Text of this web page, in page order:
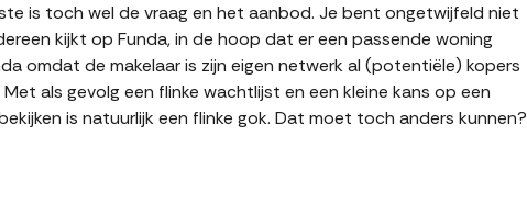
is toch wel de vraag en het aanbod. Je bent ongetwijfeld niet
kijkt op Funda, in de hoop dat er een passende woning
omdat de makelaar is zijn eigen netwerk al (potentiële) kopers
als gevolg een flinke wachtlijst en een kleine kans op een
is natuurlijk een flinke gok. Dat moet toch anders kunnen?